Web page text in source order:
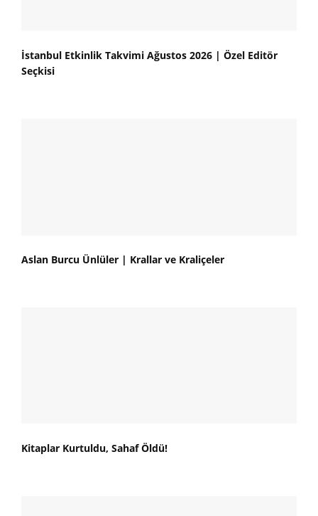
İstanbul Etkinlik Takvimi Ağustos 2026 | Özel Editör
Seçkisi
Aslan Burcu Ünlüler | Krallar ve Kraliçeler
Kitaplar Kurtuldu, Sahaf Öldü!